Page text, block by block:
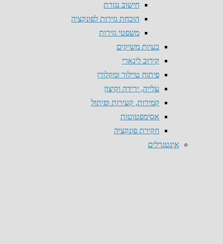
חישוב נגזרת
הוכחת גזירות לפונקציה
משפטי גזירות
בעיות משיקים
קירוב לינארי
פיתוח טיילור ומקלורן
עלייה, ירידה וקיצון
קמירות, קעירות ופיתול
אסימפטוטות
חקירת פונקציה
אינטגרלים